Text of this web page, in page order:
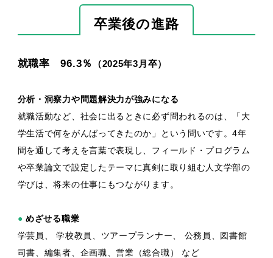
卒業後の進路
就職率 96.3％ （2025年3月卒）
分析・洞察力や問題解決力が強みになる
就職活動など、社会に出るときに必ず問われるのは、「大
学生活で何をがんばってきたのか」という問いです。4年
間を通して考えを言葉で表現し、フィールド・プログラム
や卒業論文で設定したテーマに真剣に取り組む人文学部の
学びは、将来の仕事にもつながります。
● めざせる職業
学芸員、 学校教員、ツアープランナー、 公務員、図書館
司書、編集者、企画職、営業（総合職） など